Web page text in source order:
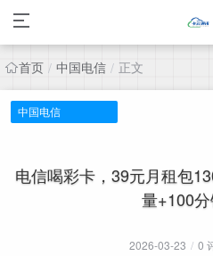
首页 / 中国电信 / 正文
中国电信
电信喝彩卡，39元月租包
量+100
2026-03-23 / 0